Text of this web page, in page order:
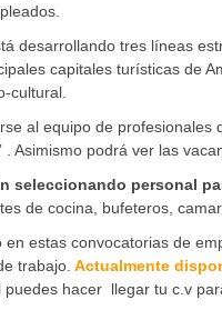
desarrollando tres líneas
capitales turísticas de
cultural.
al equipo de profesionales
. Asimismo podrá ver las
seleccionando personal
de cocina, bufeteros,
en estas convocatorias de
trabajo. Actualmente
puedes hacer llegar tu c.v